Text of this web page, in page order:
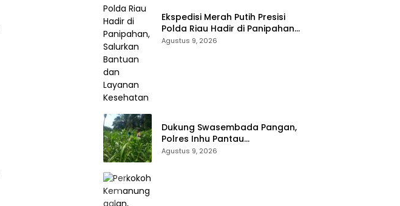
Ekspedisi Merah Putih Presisi
Polda Riau Hadir di Panipahan,
Salurkan Bantuan dan Layanan
Agustus 9, 2026
Dukung Swasembada Pangan,
Polres Inhu Pantau
Perkembangan Tanam Jagung
Agustus 9, 2026